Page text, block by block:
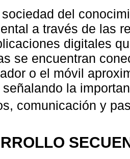
del
a través de las
digitales
se encuentran
o el móvil
la
comunicación y